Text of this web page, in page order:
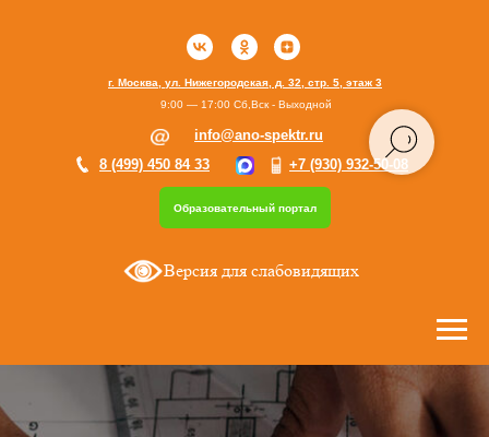
Образовательный портал
г. Москва, ул. Нижегородская, д. 32, стр. 5, этаж 3
+7 (930) 932-50-08
8 (499) 450 84 33
info@ano-spektr.ru
9:00 — 17:00 Сб,Вск - Выходной
Версия для слабовидящих